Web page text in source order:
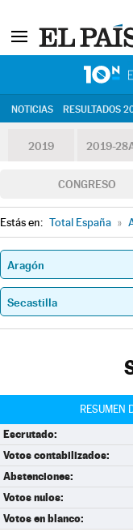
NOTICIAS RESULTADOS
2019 2019-
CONGRESO
Estás en: Total España »
RESUMEN
Escrutado:
Votos contabilizados:
Abstenciones:
Votos nulos:
Votos en blanco: